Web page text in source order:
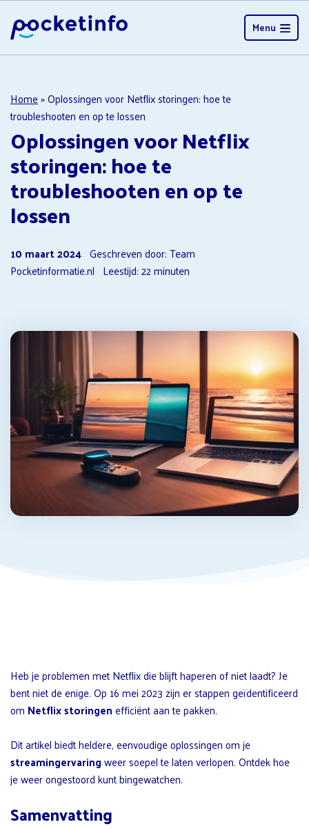
Menu
Home»Oplossingen voor Netflix storingen: hoe te
troubleshooten en op te lossen
Oplossingen voor Netflix
storingen: hoe te
troubleshooten en op te
lossen
10 maart 2024 Geschreven door: Team
Pocketinformatie.nl Leestijd:22minuten
Heb je problemen met Netflix die blijft haperen of niet laadt? Je
bent niet de enige. Op 16 mei 2023 zijn er stappen geïdentificeerd
om Netflix storingenefficiënt aan te pakken.
Dit artikel biedt heldere, eenvoudige oplossingen om je
streamingervaringweer soepel te laten verlopen. Ontdek hoe
je weer ongestoord kunt bingewatchen.
Samenvatting